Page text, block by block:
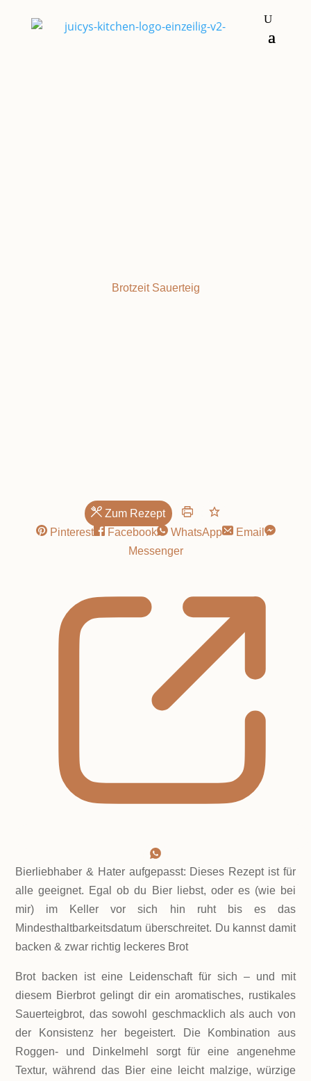
Brotzeit Sauerteig
Zum Rezept
Pinterest
Facebook WhatsApp
Email
Messenger
Bierliebhaber & Hater aufgepasst: Dieses Rezept ist für
alle geeignet. Egal ob du Bier liebst, oder es (wie bei
mir) im Keller vor sich hin ruht bis es das
Mindesthaltbarkeitsdatum überschreitet. Du kannst damit
backen & zwar richtig leckeres Brot
Brot backen ist eine Leidenschaft für sich – und mit
diesem Bierbrot gelingt dir ein aromatisches, rustikales
Sauerteigbrot, das sowohl geschmacklich als auch von
der Konsistenz her begeistert. Die Kombination aus
Roggen- und Dinkelmehl sorgt für eine angenehme
Textur, während das Bier eine leicht malzige, würzige